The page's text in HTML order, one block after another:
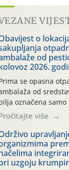
o
od
2026.
se opasna
od
označena samo
i
CROCPA EKO MODEL:
drugih
sredstva za
(npr. ambalaža od
više
uzgoju